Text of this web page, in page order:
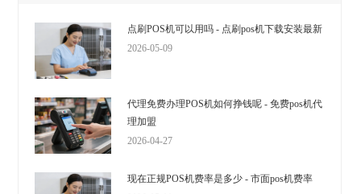
点刷POS机可以用吗 - 点刷pos机下载安装最新
2026-05-09
代理免费办理POS机如何挣钱呢 - 免费pos机代
理加盟
2026-04-27
现在正规POS机费率是多少 - 市面pos机费率